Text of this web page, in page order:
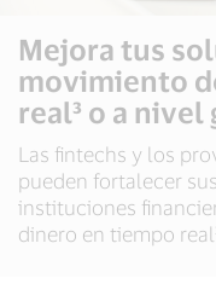
Mejora tus
movimiento
real³ o a
Las fintechs y los
pueden fortalecer
instituciones
dinero en tiempo